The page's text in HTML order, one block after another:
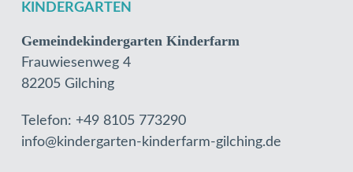
KINDERGARTEN
Gemeindekindergarten Kinderfarm
Frauwiesenweg 4
82205 Gilching
Telefon: +49 8105 773290
info@kindergarten-kinderfarm-gilching.de